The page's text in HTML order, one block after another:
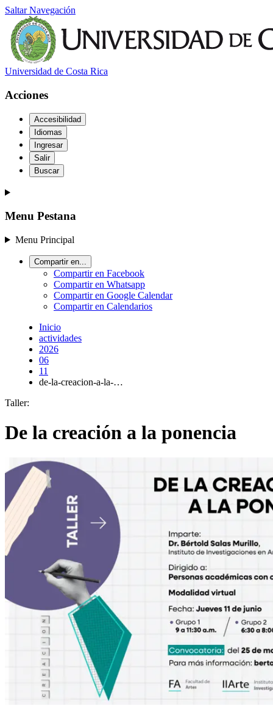
Saltar Navegación
Universidad de Costa Rica
Acciones
Accesibilidad
Idiomas
Ingresar
Salir
Buscar
Menu Pestana
Menu Principal
Compartir en...
Compartir en Facebook
Compartir en Whatsapp
Compartir en Google Calendar
Compartir en Calendarios
Inicio
actividades
2026
06
11
de-la-creacion-a-la-…
Taller:
De la creación a la ponencia